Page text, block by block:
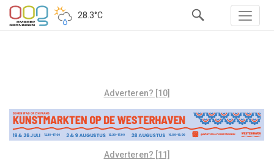
28.3°C
Adverteren? [10]
Adverteren? [11]